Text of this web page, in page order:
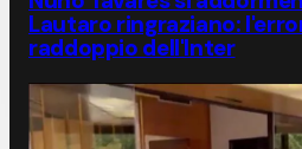
Lautaro ringraziano:
raddoppio dell'Inter